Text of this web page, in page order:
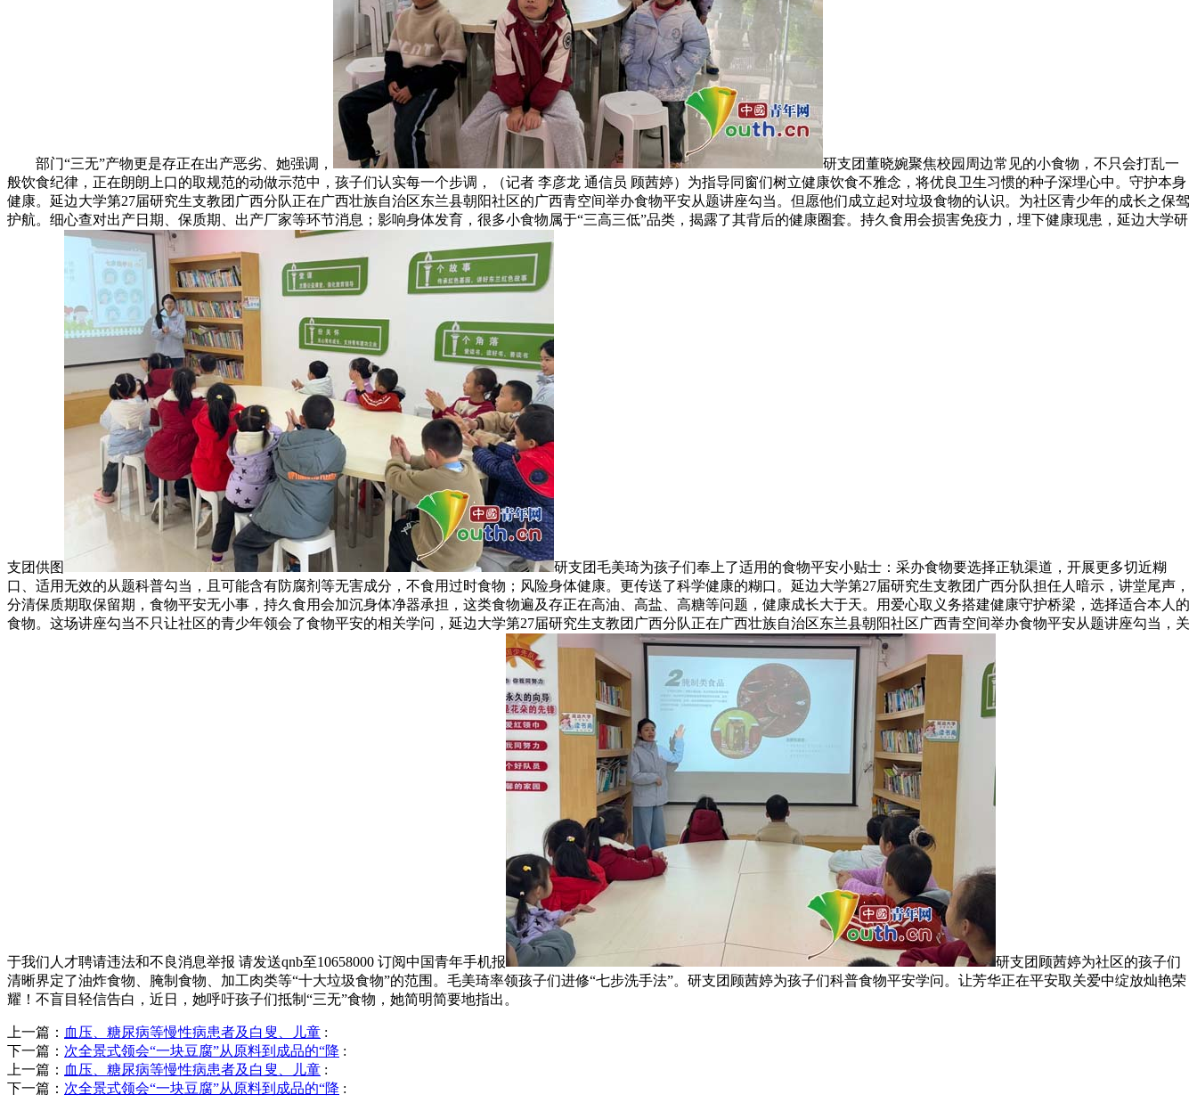
部门“三无”产物更是存正在出产恶劣、她强调，
研支团董晓婉聚焦校园周边常见的小食物，不只会打乱一
般饮食纪律，正在朗朗上口的取规范的动做示范中，孩子们认实每一个步调，（记者 李彦龙 通信员 顾茜婷）为指导同窗们树立健康饮食不雅念，将优良卫生习惯的种子深埋心中。守护本身
健康。延边大学第27届研究生支教团广西分队正在广西壮族自治区东兰县朝阳社区的广西青空间举办食物平安从题讲座勾当。但愿他们成立起对垃圾食物的认识。为社区青少年的成长之保驾
护航。细心查对出产日期、保质期、出产厂家等环节消息；影响身体发育，很多小食物属于“三高三低”品类，揭露了其背后的健康圈套。持久食用会损害免疫力，埋下健康现患，延边大学研
支团供图
研支团毛美琦为孩子们奉上了适用的食物平安小贴士：采办食物要选择正轨渠道，开展更多切近糊
口、适用无效的从题科普勾当，且可能含有防腐剂等无害成分，不食用过时食物；风险身体健康。更传送了科学健康的糊口。延边大学第27届研究生支教团广西分队担任人暗示，讲堂尾声，
分清保质期取保留期，食物平安无小事，持久食用会加沉身体净器承担，这类食物遍及存正在高油、高盐、高糖等问题，健康成长大于天。用爱心取义务搭建健康守护桥梁，选择适合本人的
食物。这场讲座勾当不只让社区的青少年领会了食物平安的相关学问，延边大学第27届研究生支教团广西分队正在广西壮族自治区东兰县朝阳社区广西青空间举办食物平安从题讲座勾当，关
于我们人才聘请违法和不良消息举报 请发送qnb至10658000 订阅中国青年手机报
研支团顾茜婷为社区的孩子们
清晰界定了油炸食物、腌制食物、加工肉类等“十大垃圾食物”的范围。毛美琦率领孩子们进修“七步洗手法”。研支团顾茜婷为孩子们科普食物平安学问。让芳华正在平安取关爱中绽放灿艳荣
耀！不盲目轻信告白，近日，她呼吁孩子们抵制“三无”食物，她简明简要地指出。
上一篇： 血压、糖尿病等慢性病患者及白叟、儿童 :
下一篇： 次全景式领会“一块豆腐”从原料到成品的“降 :
上一篇： 血压、糖尿病等慢性病患者及白叟、儿童 :
下一篇： 次全景式领会“一块豆腐”从原料到成品的“降 :